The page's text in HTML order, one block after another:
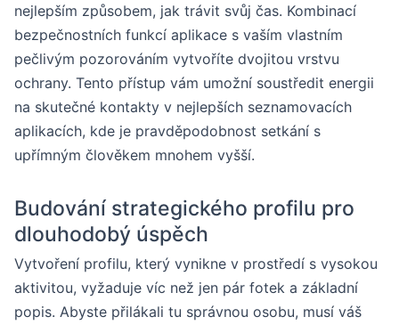
nejlepším způsobem, jak trávit svůj čas. Kombinací
bezpečnostních funkcí aplikace s vaším vlastním
pečlivým pozorováním vytvoříte dvojitou vrstvu
ochrany. Tento přístup vám umožní soustředit energii
na skutečné kontakty v nejlepších seznamovacích
aplikacích, kde je pravděpodobnost setkání s
upřímným člověkem mnohem vyšší.
Budování strategického profilu pro
dlouhodobý úspěch
Vytvoření profilu, který vynikne v prostředí s vysokou
aktivitou, vyžaduje víc než jen pár fotek a základní
popis. Abyste přilákali tu správnou osobu, musí váš